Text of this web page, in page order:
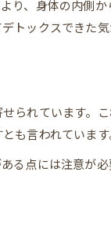
り、身体の内側
ックスできた
られています。
も言われています
る点には注意が